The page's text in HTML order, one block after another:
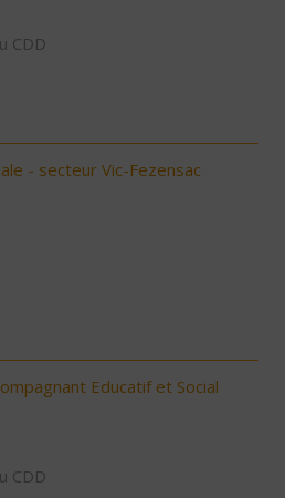
CDD
- secteur Vic-Fezensac
Educatif et Social
CDD